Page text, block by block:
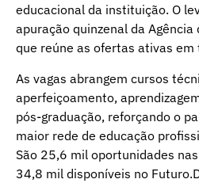
educacional da instituição. O
apuração quinzenal da
que reúne as ofertas ativas em
As vagas abrangem cursos
aperfeiçoamento,
pós-graduação, reforçando o
maior rede de educação
São 25,6 mil oportunidades
34,8 mil disponíveis no